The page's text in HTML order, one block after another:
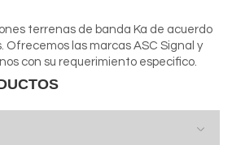
terrenas de banda Ka de acuerdo
Ofrecemos las marcas ASC Signal y
con su requerimiento especifico.